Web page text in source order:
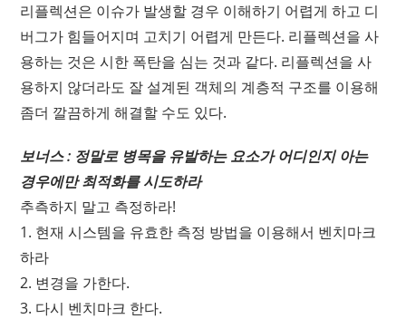
리플렉션은 이슈가 발생할 경우 이해하기 어렵게 하고 디
버그가 힘들어지며 고치기 어렵게 만든다. 리플렉션을 사
용하는 것은 시한 폭탄을 심는 것과 같다. 리플렉션을 사
용하지 않더라도 잘 설계된 객체의 계층적 구조를 이용해
좀더 깔끔하게 해결할 수도 있다.
보너스 : 정말로 병목을 유발하는 요소가 어디인지 아는
경우에만 최적화를 시도하라
추측하지 말고 측정하라!
1. 현재 시스템을 유효한 측정 방법을 이용해서 벤치마크
하라
2. 변경을 가한다.
3. 다시 벤치마크 한다.